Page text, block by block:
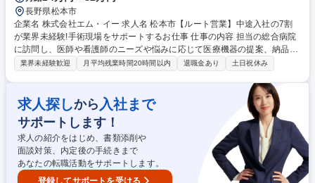
長野県松本市
企業名 株式会社エム・イー 求人名 松本市【ルート営業】中途入社の7割
が業界未経験!手術現場をサポートするお仕事 仕事の内容 担当の総合病院
に訪問し、医師や看護師のニーズや悩みに応じて医療機器の提案、納品、
使用方法の説明などをします。手術時間によっては、時差出勤します。
療従事者に対して製品の特長・メリット・他社製品との違いをお伝えし、
治療に合った最適な機器を提案。手術・治療に立ち会い、機器の利用方法
やセッティングのサポートまで行います。 【研修制度】2週間の座学研修
で解剖学や疾患への治療法等の基礎知識を習得します。その後半年～1年
かけてOJTやメーカー勉強会で実務に慣れていただき、徐々に病院を引き
継ぎます。 募集職種 松本市【ルート営業】中途入社の7割が業界未経験!
手術現場をサポートするお仕事
業界未経験歓迎 月平均残業時間20時間以内 退職金あり 土日祝休み
求人探しから 入社まで
サポートします！
求人の紹介をはじめ、書類添削や
面談対策、内定後の手続きまで
あなたの転職活動をサポートします。
登録してサポートを受ける